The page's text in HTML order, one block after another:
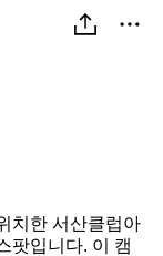
치한 서산클럽아
팟입니다. 이 캠